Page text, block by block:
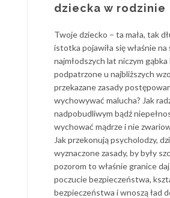
dziecka w rodzinie
Twoje dziecko – ta mała, tak
istotka pojawiła się właśnie na
najmłodszych lat niczym gąbka
podpatrzone u najbliższych
przekazane zasady
wychowywać malucha? Jak
nadpobudliwym bądź
wychować mądrze i nie
Jak przekonują psycholodzy,
wyznaczone zasady, by były
pozorom to właśnie granice
poczucie bezpieczeństwa,
bezpieczeństwa i wnoszą ład